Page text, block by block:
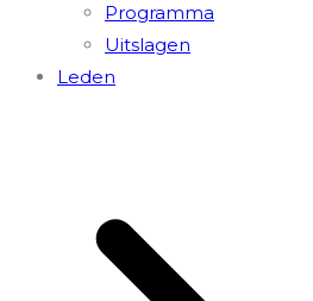
Programma
Uitslagen
Leden